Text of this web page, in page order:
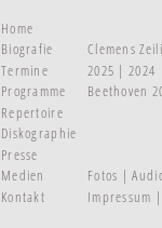
Home
Biografie
Clemens
Termine
2025 2024
Programme
Beethoven
Repertoire
Diskographie
Presse
Medien
Fotos
Kontakt
Impressum